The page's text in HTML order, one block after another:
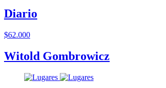
Diario
$62.000
Witold Gombrowicz